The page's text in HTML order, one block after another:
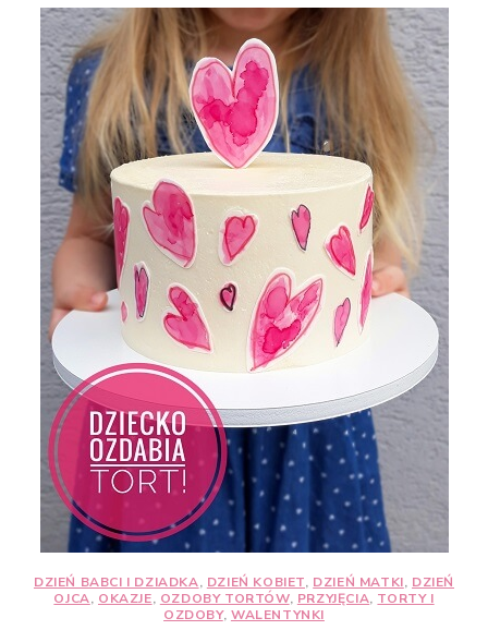
DZIEŃ BABCI I DZIADKA, DZIEŃ KOBIET, DZIEŃ MATKI, DZIEŃ
OJCA, OKAZJE, OZDOBY TORTÓW, PRZYJĘCIA, TORTY I
OZDOBY, WALENTYNKI